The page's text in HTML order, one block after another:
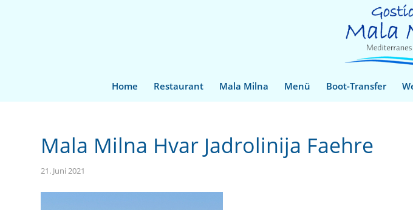
Home Restaurant Mala Milna Menü Boot-Transfer
Mala Milna Hvar Jadrolinija Faehre
21. Juni 2021